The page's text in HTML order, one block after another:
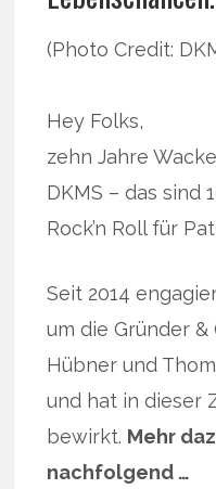
(Photo Credit:
Hey Folks,
zehn Jahre
DKMS – das sind
Rock’n Roll für
Seit 2014
um die Gründer
Hübner und
und hat in dieser
bewirkt. Mehr
nachfolgend …